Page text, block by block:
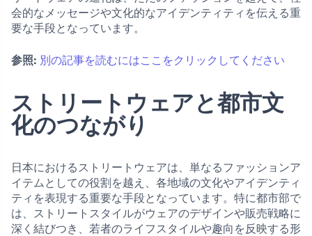
会的なメッセージや文化的なアイデンティティを伝える重
要な手段となっています。
参照: 別の記事を読むにはここをクリックしてください
ストリートウェアと都市文
化のつながり
日本におけるストリートウェアは、単なるファッションア
イテムとしての役割を越え、各地域の文化やアイデンティ
ティを表現する重要な手段となっています。特に都市部で
は、ストリートスタイルがウェアのデザインや販売戦略に
深く結びつき、若者のライフスタイルや趣向を反映する形